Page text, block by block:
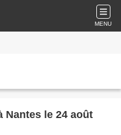
MENU
Nantes le 24 août